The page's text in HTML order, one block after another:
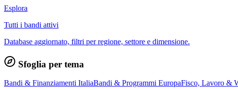
Esplora
Tutti i bandi attivi
Database aggiornato, filtri per regione, settore e dimensione.
Sfoglia per tema
Bandi & Finanziamenti ItaliaBandi & Programmi EuropaFisco, Lavoro &